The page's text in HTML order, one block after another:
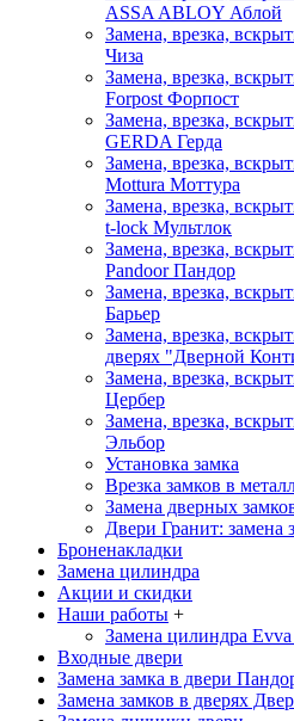
ASSA ABLOY Аблой
Замена, врезка,
Чиза
Замена, врезка,
Forpost Форпост
Замена, врезка,
GERDA Герда
Замена, врезка,
Mottura Моттура
Замена, врезка,
t-lock Мультлок
Замена, врезка,
PandoorПандор
Замена, врезка,
Барьер
Замена, врезка,
дверях "Дверной
Замена, врезка,
Цербер
Замена, врезка,
Эльбор
Установка замка
Врезка замков в
Замена дверных
Двери Гранит: замена
Броненакладки
Замена цилиндра
Акции и скидки
Наши работы +
Замена цилиндра
Входные двери
Замена замка в двери
Замена замков в дверях